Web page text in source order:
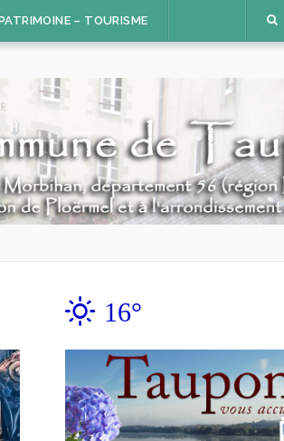
– TOURISME
16°